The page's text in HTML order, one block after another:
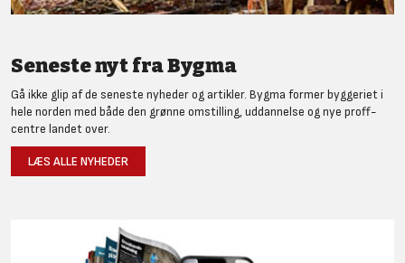
Seneste nyt fra Bygma
Gå ikke glip af de seneste nyheder og artikler. Bygma former byggeriet i
hele norden med både den grønne omstilling, uddannelse og nye proff-
centre landet over.
LÆS ALLE NYHEDER